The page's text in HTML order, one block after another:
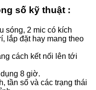
số kỹ thuật :
sóng, 2 mic có kích
lắp đặt hay mang theo
cách kết nối lên tới
8 giờ.
tần số và các trạng thái